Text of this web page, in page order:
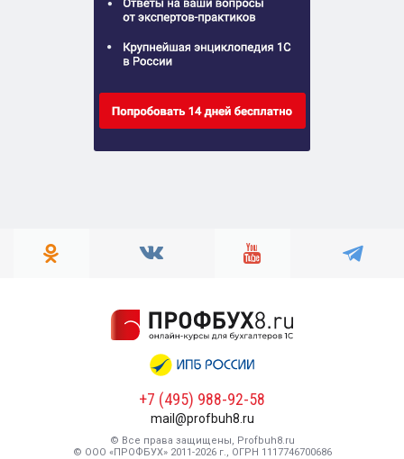
+7 (495) 988-92-58
mail@profbuh8.ru
© Все права защищены, Profbuh8.ru
© ООО «ПРОФБУХ» 2011-2026 г., ОГРН 1117746700686